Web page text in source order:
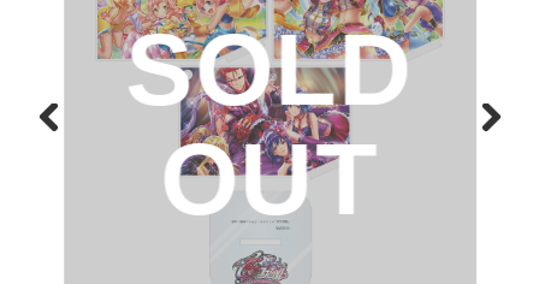
ンドセット【乙女フェスティバ
¥1,980（税込）